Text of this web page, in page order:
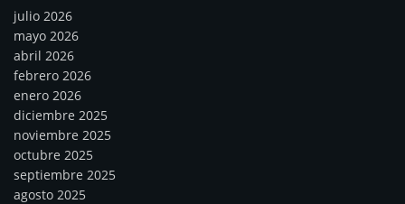
julio 2026
mayo 2026
abril 2026
febrero 2026
enero 2026
diciembre 2025
noviembre 2025
octubre 2025
septiembre 2025
agosto 2025